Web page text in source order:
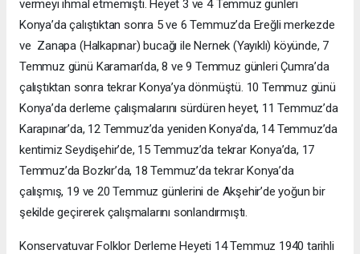
vermeyi ihmal etmemişti. Heyet 3 ve 4 Temmuz günleri
Konya’da çalıştıktan sonra 5 ve 6 Temmuz’da Ereğli merkezde
ve Zanapa (Halkapınar) bucağı ile Nernek (Yayıklı) köyünde, 7
Temmuz günü Karaman’da, 8 ve 9 Temmuz günleri Çumra’da
çalıştıktan sonra tekrar Konya’ya dönmüştü. 10 Temmuz günü
Konya’da derleme çalışmalarını sürdüren heyet, 11 Temmuz’da
Karapınar’da, 12 Temmuz’da yeniden Konya’da, 14 Temmuz’da
kentimiz Seydişehir’de, 15 Temmuz’da tekrar Konya’da, 17
Temmuz’da Bozkır’da, 18 Temmuz’da tekrar Konya’da
çalışmış, 19 ve 20 Temmuz günlerini de Akşehir’de yoğun bir
şekilde geçirerek çalışmalarını sonlandırmıştı.
Konservatuvar Folklor Derleme Heyeti 14 Temmuz 1940 tarihli